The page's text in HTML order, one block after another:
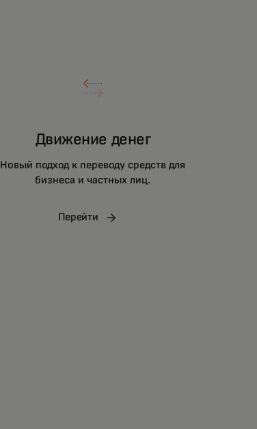
Движение денег
Новый подход к переводу средств для
бизнеса и частных лиц.
Перейти